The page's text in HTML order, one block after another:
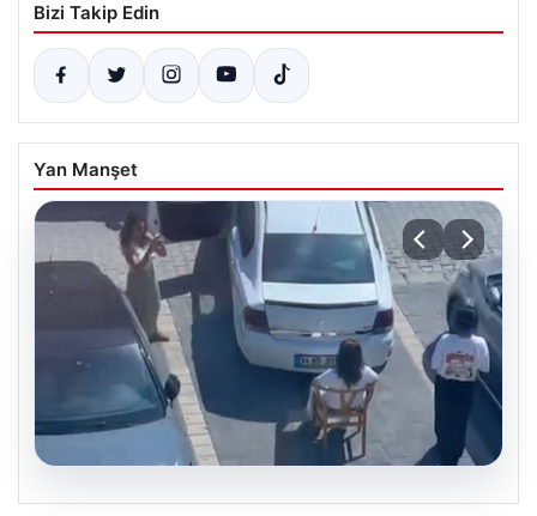
Bizi Takip Edin
Yan Manşet